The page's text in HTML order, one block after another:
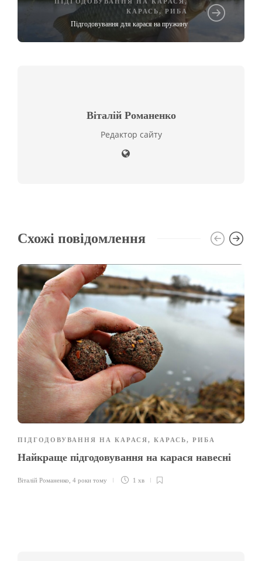
ПІДГОДОВУВАННЯ НА КАРАСЯ,
КАРАСЬ, РИБА
Підгодовування для карася на пружину
Віталій Романенко
Редактор сайту
Схожі повідомлення
ПІДГОДОВУВАННЯ НА КАРАСЯ, КАРАСЬ, РИБА
Найкраще підгодовування на карася навесні
Віталій Романенко 4 роки тому 1 хв